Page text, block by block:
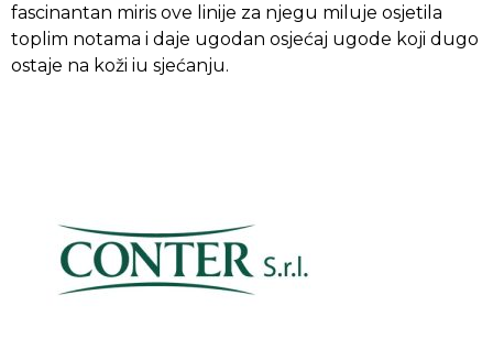
fascinantan miris ove linije za njegu miluje osjetila
toplim notama i daje ugodan osjećaj ugode koji dugo
ostaje na koži iu sjećanju.